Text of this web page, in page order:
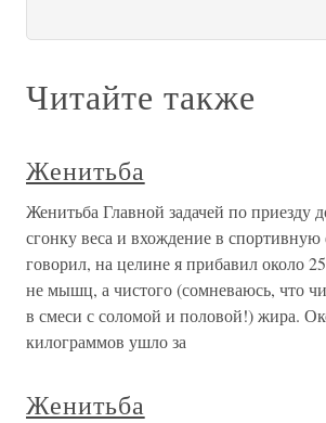
Читайте также
Женитьба
Женитьба Главной задачей по приезду
сгонку веса и вхождение в
говорил, на целине я прибавил около
не мышц, а чистого (сомневаюсь, что
в смеси с соломой и половой!) жира.
килограммов ушло за
Женитьба